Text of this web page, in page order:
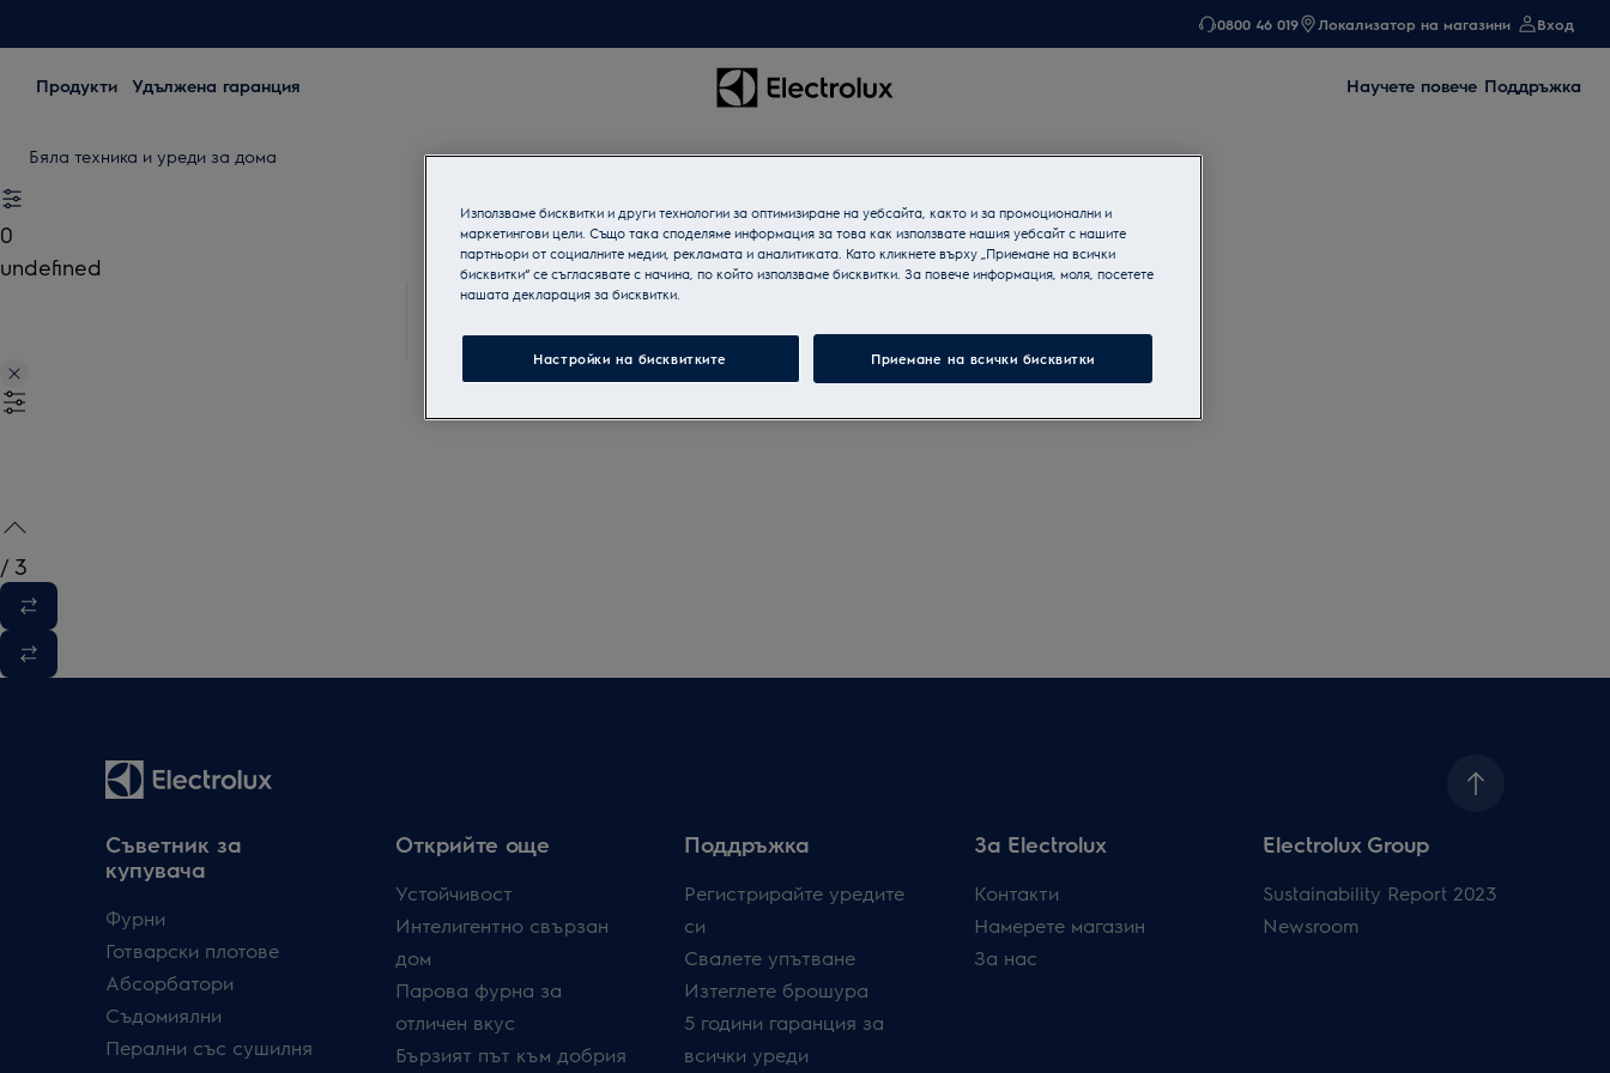
0800 46 019 Локализатор на магазини Вход
Продукти Удължена гаранция Научете повече Поддръжка
Бяла техника и уреди за дома
0
undefined
/ 3
Съветник за
купувача
Фурни
Готварски плотове
Абсорбатори
Съдомиялни
Перални със сушилня
Открийте още
Устойчивост
Интелигентно свързан
дом
Парова фурна за
отличен вкус
Бързият път към добрия
Поддръжка
Регистрирайте уредите
си
Свалете упътване
Изтеглете брошура
5 години гаранция за
всички уреди
За Electrolux
Контакти
Намерете магазин
За нас
Electrolux Group
Sustainability Report 2023
Newsroom
Използваме бисквитки и други технологии за оптимизиране на уебсайта, както и за промоционални и
маркетингови цели. Също така споделяме информация за това как използвате нашия уебсайт с нашите
партньори от социалните медии, рекламата и аналитиката. Като кликнете върху „Приемане на всички
бисквитки“ се съгласявате с начина, по който използваме бисквитки. За повече информация, моля, посетете
нашата декларация за бисквитки.
Настройки на бисквитките Приемане на всички бисквитки